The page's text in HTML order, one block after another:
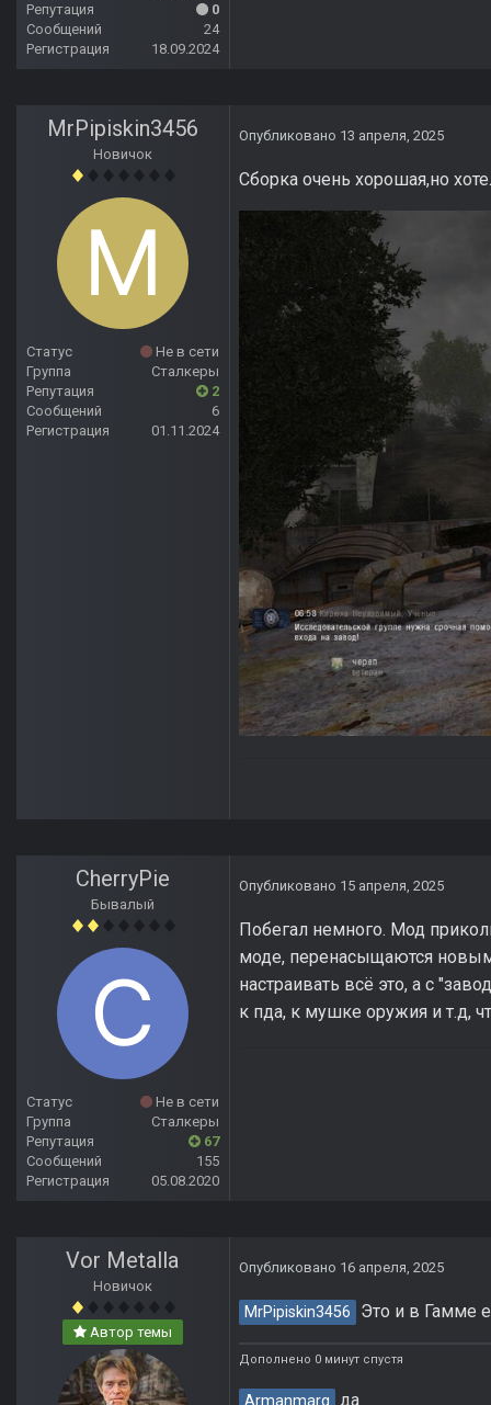
Репутация
0
Сообщений
24
Регистрация
18.09.2024
MrPipiskin3456
Новичок
Статус
Не в сети
Группа
Сталкеры
Репутация
2
Сообщений
6
Регистрация
01.11.2024
Опубликовано 13 апреля, 2025
Сборка очень хорошая,но
CherryPie
Бывалый
Статус
Не в сети
Группа
Сталкеры
Репутация
67
Сообщений
155
Регистрация
05.08.2020
Опубликовано 15 апреля, 2025
Побегал немного. Мод
моде, перенасыщаются
настраивать всё это, а с
к пда, к мушке оружия и т.д,
Vor Metalla
Новичок
Автор темы
Опубликовано 16 апреля, 2025
MrPipiskin3456 Это и в Гамме
Дополнено 0 минут спустя
Armanmarg да